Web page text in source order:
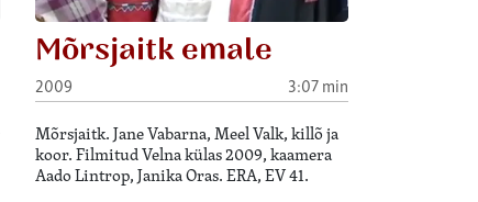
Mõrsjaitk emale
2009 3:07 min
Mõrsjaitk. Jane Vabarna, Meel Valk, killõ ja
koor. Filmitud Velna külas 2009, kaamera
Aado Lintrop, Janika Oras. ERA, EV 41.